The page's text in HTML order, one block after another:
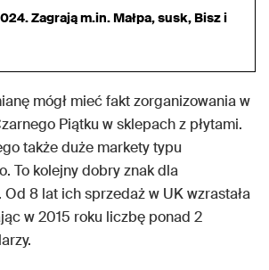
Zagrają m.in. Małpa, susk, Bisz i
mógł mieć fakt zorganizowania w
Piątku w sklepach z płytami.
także duże markety typu
To kolejny dobry znak dla
Od 8 lat ich sprzedaż w UK wzrastała
w 2015 roku liczbę ponad 2